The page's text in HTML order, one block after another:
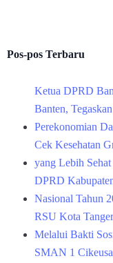
Pos-pos Terbaru
Ketua DPRD
Banten,
Perekonomian
Cek Kesehatan
yang Lebih Sehat
DPRD
Nasional Tahun
RSU Kota
Melalui Bakti
SMAN 1